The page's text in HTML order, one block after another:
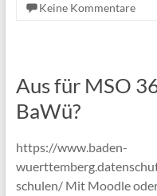
Keine Kommentare
Aus für MSO
BaWü?
https://www.baden-
schulen/ Mit Moodle